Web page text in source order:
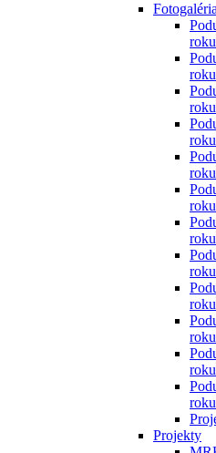
Fotogaléria
Projekty